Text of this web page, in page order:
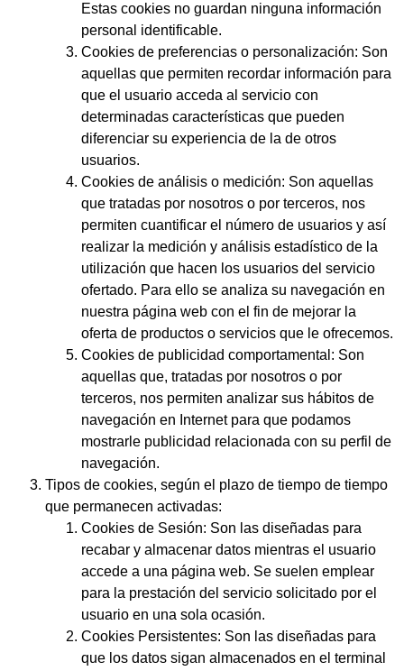
Estas cookies no guardan ninguna información
personal identificable.
Cookies de preferencias o personalización: Son
aquellas que permiten recordar información para
que el usuario acceda al servicio con
determinadas características que pueden
diferenciar su experiencia de la de otros
usuarios.
Cookies de análisis o medición: Son aquellas
que tratadas por nosotros o por terceros, nos
permiten cuantificar el número de usuarios y así
realizar la medición y análisis estadístico de la
utilización que hacen los usuarios del servicio
ofertado. Para ello se analiza su navegación en
nuestra página web con el fin de mejorar la
oferta de productos o servicios que le ofrecemos.
Cookies de publicidad comportamental: Son
aquellas que, tratadas por nosotros o por
terceros, nos permiten analizar sus hábitos de
navegación en Internet para que podamos
mostrarle publicidad relacionada con su perfil de
navegación.
Tipos de cookies, según el plazo de tiempo de tiempo
que permanecen activadas:
Cookies de Sesión: Son las diseñadas para
recabar y almacenar datos mientras el usuario
accede a una página web. Se suelen emplear
para la prestación del servicio solicitado por el
usuario en una sola ocasión.
Cookies Persistentes: Son las diseñadas para
que los datos sigan almacenados en el terminal